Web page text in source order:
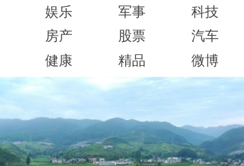
娱乐 军事 科技
房产 股票 汽车
健康 精品 微博